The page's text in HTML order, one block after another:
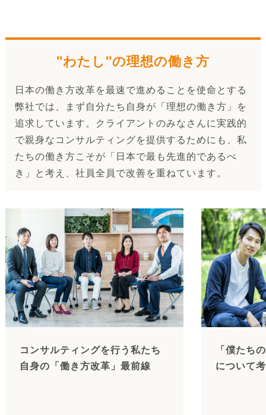
"わたし"の理想の働き方
日本の働き方改革を最速で進めることを使命とする
弊社では、まず自分たち自身が「理想の働き方」を
追求しています。クライアントのみなさんに実践的
で親身なコンサルティングを提供するためにも、私
たちの働き方こそが「日本で最も先進的であるべ
き」と考え、社員全員で改善を重ねています。
コンサルティングを行う私たち
自身の「働き方改革」最前線
「僕たち
について